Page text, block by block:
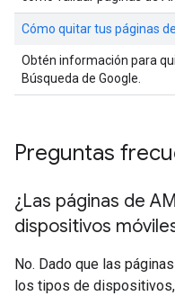
Cómo quitar tus páginas
Obtén información para
Búsqueda de Google.
Preguntas
¿Las páginas de
dispositivos
No. Dado que las
los tipos de